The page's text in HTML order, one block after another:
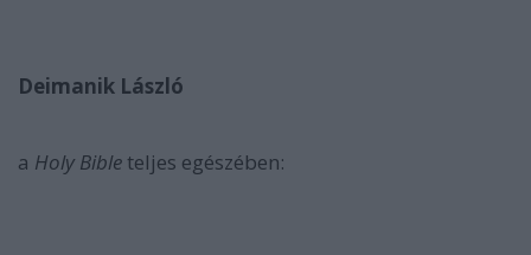
Deimanik László
a Holy Bible teljes egészében: